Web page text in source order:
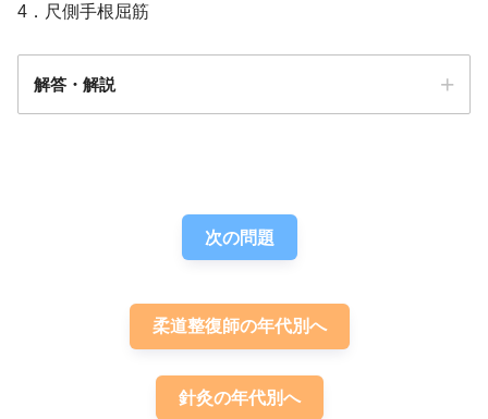
4．尺側手根屈筋
解答・解説
次の問題
柔道整復師の年代別へ
針灸の年代別へ